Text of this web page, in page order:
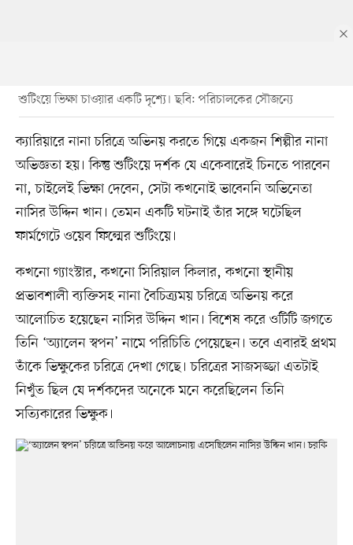
শুটিংয়ে ভিক্ষা চাওয়ার একটি দৃশ্যে। ছবি: পরিচালকের সৌজন্যে
ক্যারিয়ারে নানা চরিত্রে অভিনয় করতে গিয়ে একজন শিল্পীর নানা
অভিজ্ঞতা হয়। কিন্তু শুটিংয়ে দর্শক যে একেবারেই চিনতে পারবেন
না, চাইলেই ভিক্ষা দেবেন, সেটা কখনোই ভাবেননি অভিনেতা
নাসির উদ্দিন খান। তেমন একটি ঘটনাই তাঁর সঙ্গে ঘটেছিল
ফার্মগেটে ওয়েব ফিল্মের শুটিংয়ে।
কখনো গ্যাংস্টার, কখনো সিরিয়াল কিলার, কখনো স্থানীয়
প্রভাবশালী ব্যক্তিসহ নানা বৈচিত্র্যময় চরিত্রে অভিনয় করে
আলোচিত হয়েছেন নাসির উদ্দিন খান। বিশেষ করে ওটিটি জগতে
তিনি ‘অ্যালেন স্বপন’ নামে পরিচিতি পেয়েছেন। তবে এবারই প্রথম
তাঁকে ভিক্ষুকের চরিত্রে দেখা গেছে। চরিত্রের সাজসজ্জা এতটাই
নিখুঁত ছিল যে দর্শকদের অনেকে মনে করেছিলেন তিনি
সত্যিকারের ভিক্ষুক।